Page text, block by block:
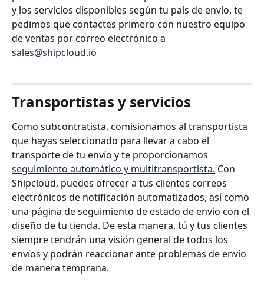
y los servicios disponibles según tu país de envío, te
pedimos que contactes primero con nuestro equipo
de ventas por correo electrónico a
sales@shipcloud.io
Transportistas y servicios
Como subcontratista, comisionamos al transportista
que hayas seleccionado para llevar a cabo el
transporte de tu envío y te proporcionamos
seguimiento automático y multitransportista. Con
Shipcloud, puedes ofrecer a tus clientes correos
electrónicos de notificación automatizados, así como
una página de seguimiento de estado de envío con el
diseño de tu tienda. De esta manera, tú y tus clientes
siempre tendrán una visión general de todos los
envíos y podrán reaccionar ante problemas de envío
de manera temprana.